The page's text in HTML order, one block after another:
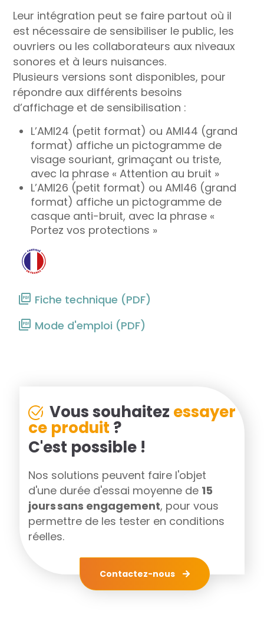
Leur intégration peut se faire partout où il
est nécessaire de sensibiliser le public, les
ouvriers ou les collaborateurs aux niveaux
sonores et à leurs nuisances.
Plusieurs versions sont disponibles, pour
répondre aux différents besoins
d’affichage et de sensibilisation :
L’AMI24 (petit format) ou AMI44 (grand
format) affiche un pictogramme de
visage souriant, grimaçant ou triste,
avec la phrase « Attention au bruit »
L’AMI26 (petit format) ou AMI46 (grand
format) affiche un pictogramme de
casque anti-bruit, avec la phrase «
Portez vos protections »
Fiche technique (PDF)
Mode d'emploi (PDF)
Vous souhaitez essayer
ce produit ?
C'est possible !
Nos solutions peuvent faire l'objet
d'une durée d'essai moyenne de 15
jours sans engagement, pour vous
permettre de les tester en conditions
réelles.
Contactez-nous